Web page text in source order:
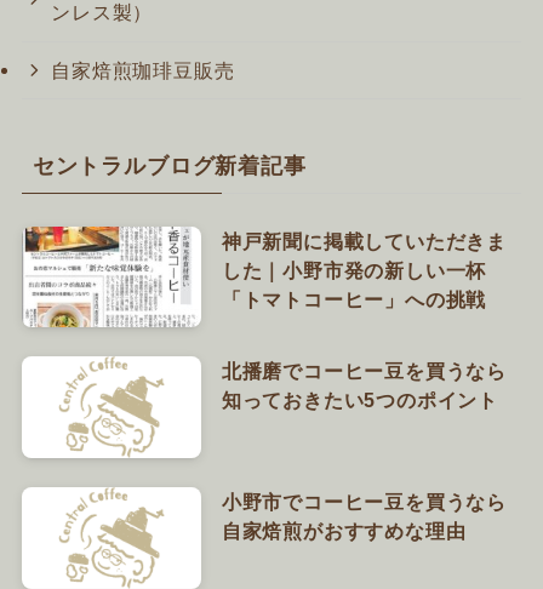
ンレス製）
自家焙煎珈琲豆販売
セントラルブログ新着記事
神戸新聞に掲載していただきま
した｜小野市発の新しい一杯
「トマトコーヒー」への挑戦
北播磨でコーヒー豆を買うなら
知っておきたい5つのポイント
小野市でコーヒー豆を買うなら
自家焙煎がおすすめな理由